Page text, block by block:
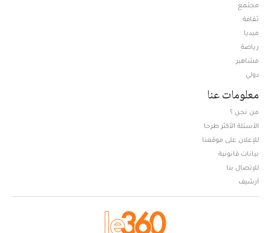
مجتمع
ثقافة
ميديا
رياضة
مشاهير
دولي
معلومات عنا
من نحن ؟
الأسئلة الأكثر طرحا
للإعلان على موقعنا
بيانات قانونية
للإتصال بنا
أرشيف